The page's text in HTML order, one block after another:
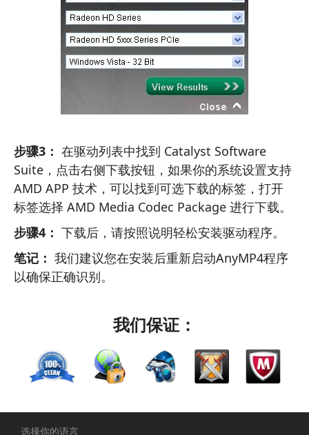
步骤3： 在驱动列表中找到 Catalyst Software
Suite，点击右侧下载按钮，如果你的系统设置支持
AMD APP 技术，可以找到可选下载的标签，打开
标签选择 AMD Media Codec Package 进行下载。
步骤4： 下载后，请按照说明轻松安装驱动程序。
笔记： 我们建议您在安装后重新启动AnyMP4程序
以确保正确识别。
我们保证：
选择你的语言